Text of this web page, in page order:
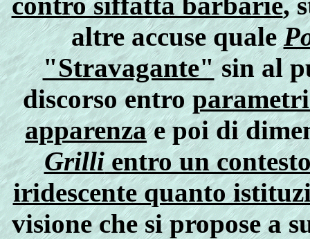
altre accuse quale
"Stravagante"sin al
discorso entro
apparenzae poi di
Grillientro un
iridescente quanto
visione che si propose a